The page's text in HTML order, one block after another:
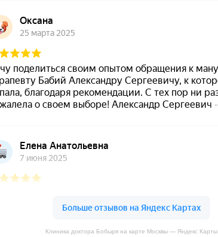
Клиника доктора Бобыря на карте Москвы — Яндекс Карты